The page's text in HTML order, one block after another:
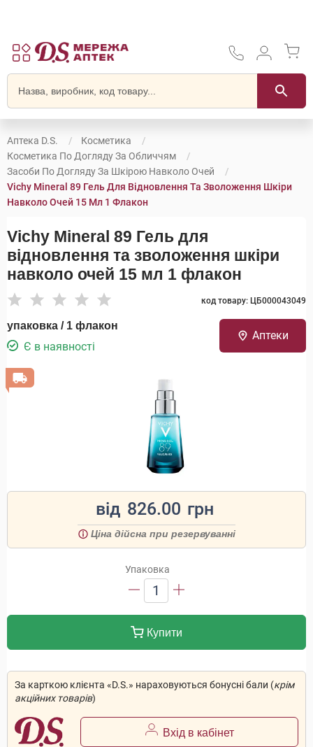
Аптека D.S.
Косметика
Косметика По Догляду За Обличчям
Засоби По Догляду За Шкірою Навколо Очей
Vichy Mineral 89 Гель Для Відновлення Та Зволоження Шкіри
Навколо Очей 15 Мл 1 Флакон
Vichy Mineral 89 Гель для
відновлення та зволоження шкіри
навколо очей 15 мл 1 флакон
код товару: ЦБ000043049
упаковка / 1 флакон
Є в наявності
Аптеки
від 826.00 грн
Ціна дійсна при резервуванні
Упаковка
1
Купити
За карткою клієнта «D.S.» нараховуються бонусні бали (крім
акційних товарів)
Вхід в кабінет